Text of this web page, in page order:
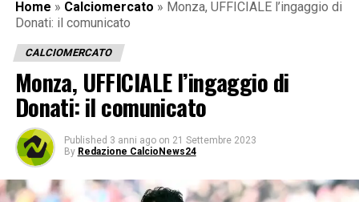
Home » Calciomercato » Monza, UFFICIALE l’ingaggio di
Donati: il comunicato
CALCIOMERCATO
Monza, UFFICIALE l’ingaggio di
Donati: il comunicato
Published 3 anni ago on 21 Settembre 2023
By Redazione CalcioNews24